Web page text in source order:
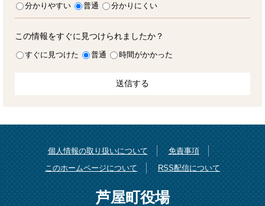
分かりやすい 普通 分かりにくい
この情報をすぐに見つけられましたか？
すぐに見つけた 普通 時間がかかった
個人情報の取り扱いについて
免責事項
このホームページについて
RSS配信について
芦屋町役場